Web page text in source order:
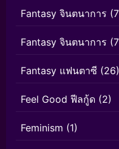
Fantasy จินตนาการ
Fantasy จินตนาการ
Fantasy แฟนตาซี (26)
Feel Good ฟีลกู้ด (2)
Feminism (1)